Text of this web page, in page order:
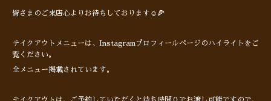
皆さまのご来店心よりお待ちしております☺️🍕
テイクアウトメニューは、Instagramプロフィールページのハイライトをご
覧ください。
全メニュー掲載されています。